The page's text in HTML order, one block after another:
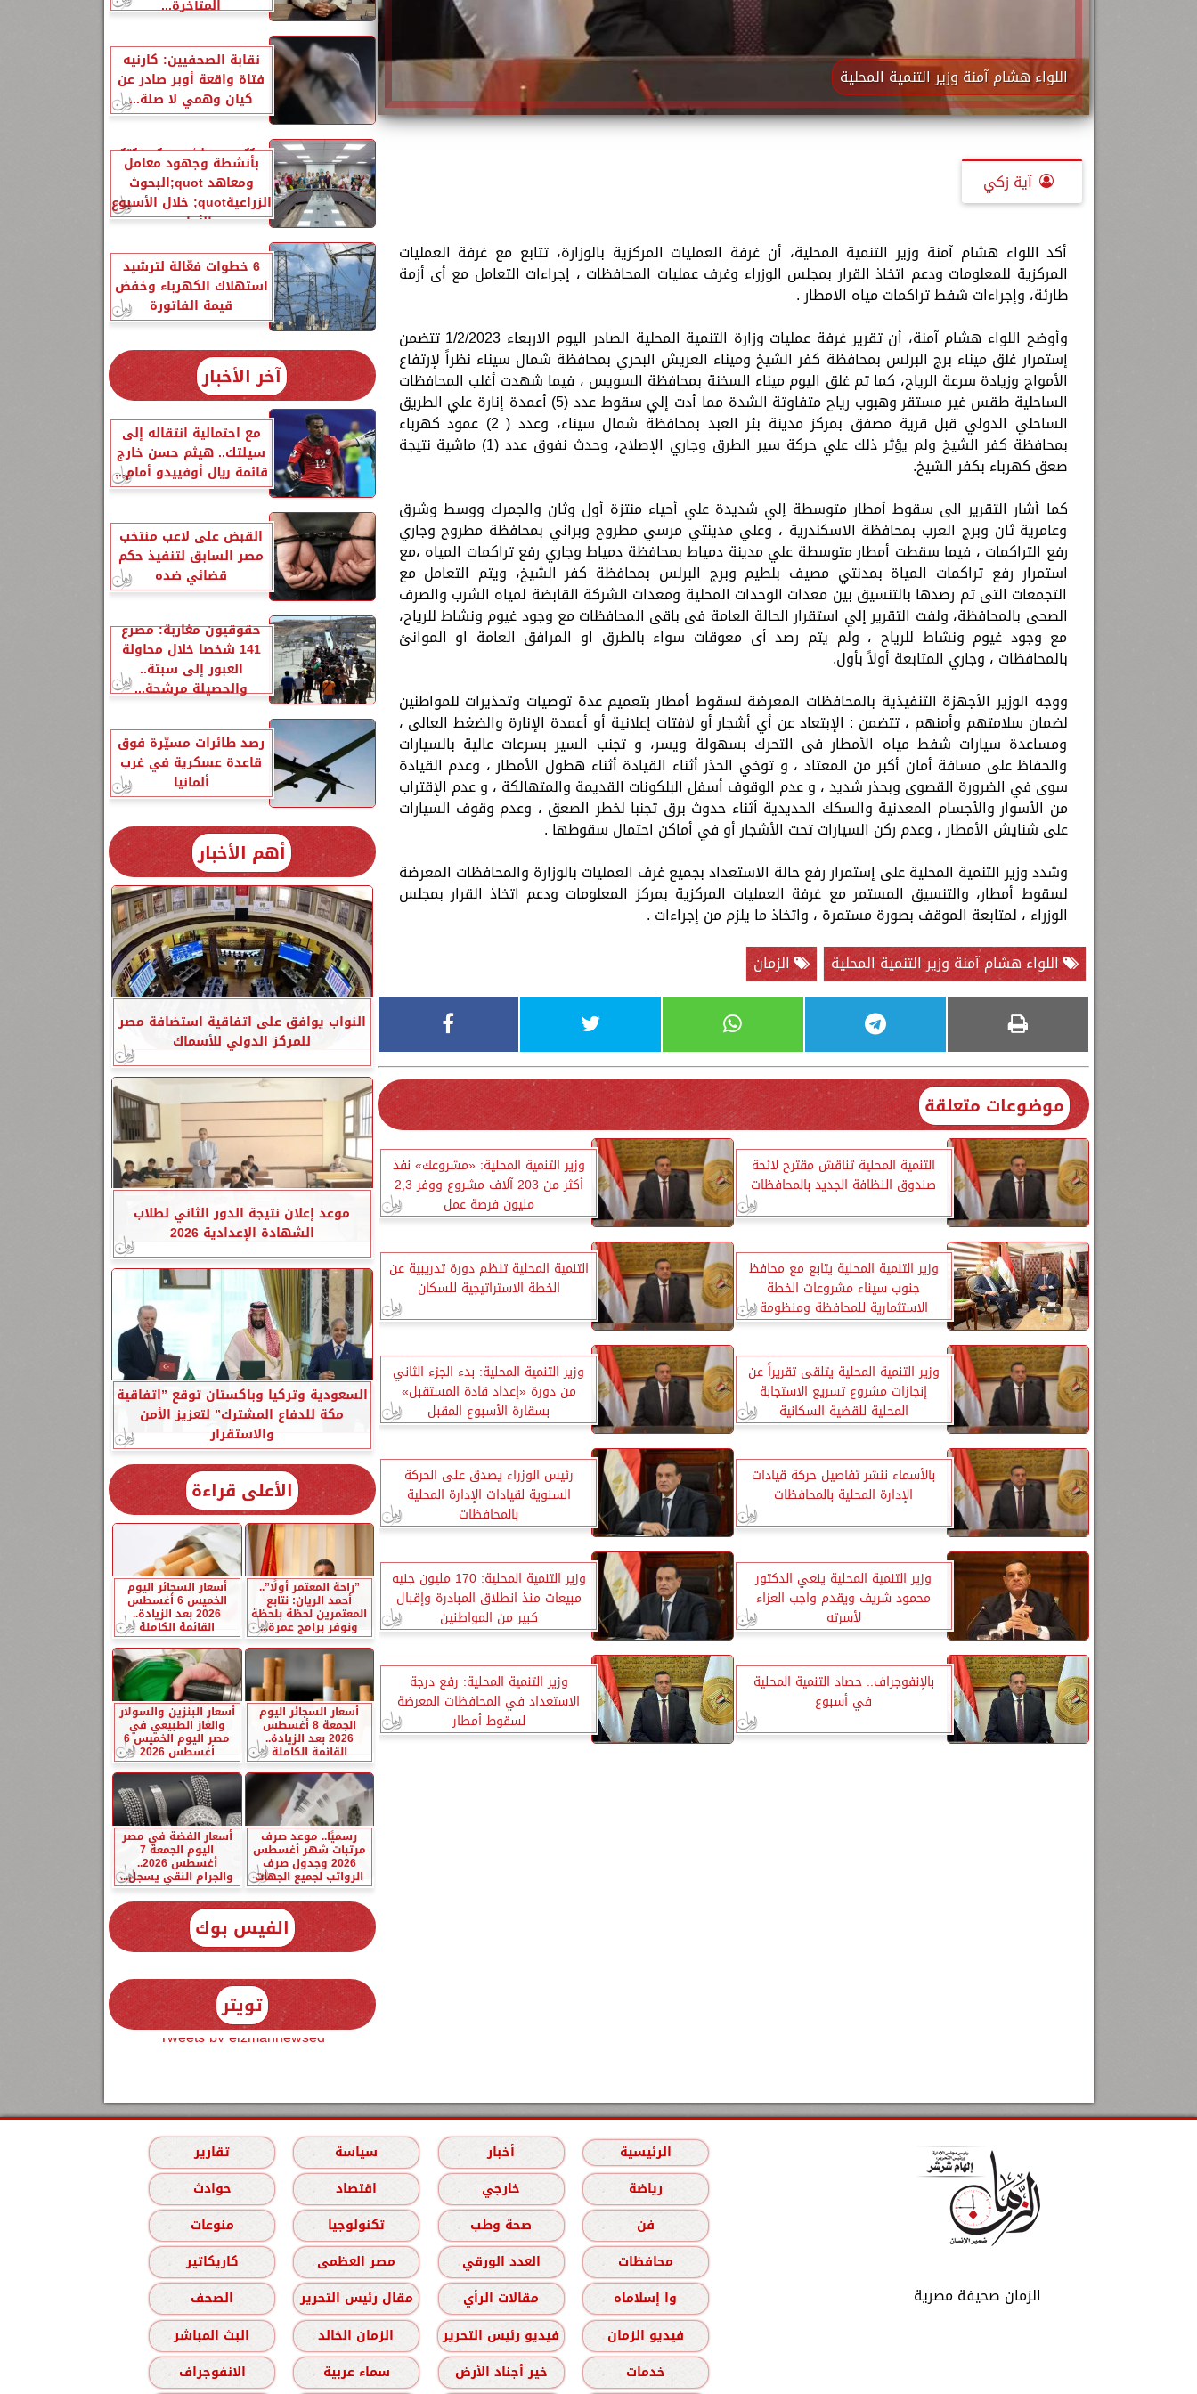
اللواء هشام آمنة وزير التنمية المحلية
آية زكي
أكد اللواء هشام آمنة وزير التنمية المحلية، أن غرفة العمليات المركزية بالوزارة، تتابع مع غرفة العمليات
المركزية للمعلومات ودعم اتخاذ القرار بمجلس الوزراء وغرف عمليات المحافظات ، إجراءات التعامل مع أى أزمة
طارئة، وإجراءات شفط تراكمات مياه الامطار .
وأوضح اللواء هشام آمنة، أن تقرير غرفة عمليات وزارة التنمية المحلية الصادر اليوم الاربعاء 1/2/2023 تتضمن
إستمرار غلق ميناء برج البرلس بمحافظة كفر الشيخ وميناء العريش البحري بمحافظة شمال سيناء نظراً لإرتفاع
الأمواج وزيادة سرعة الرياح، كما تم غلق اليوم ميناء السخنة بمحافظة السويس ، فيما شهدت أغلب المحافظات
الساحلية طقس غير مستقر وهبوب رياح متفاوتة الشدة مما أدت إلي سقوط عدد (5) أعمدة إنارة علي الطريق
الساحلي الدولي قبل قرية مصفق بمركز مدينة بئر العبد بمحافظة شمال سيناء، وعدد ( 2) عمود كهرباء
بمحافظة كفر الشيخ ولم يؤثر ذلك علي حركة سير الطرق وجاري الإصلاح، وحدث نفوق عدد (1) ماشية نتيجة
صعق كهرباء بكفر الشيخ.
كما أشار التقرير الى سقوط أمطار متوسطة إلي شديدة علي أحياء منتزة أول وثان والجمرك ووسط وشرق
وعامرية ثان وبرج العرب بمحافظة الاسكندرية ، وعلي مدينتي مرسي مطروح وبراني بمحافظة مطروح وجاري
رفع التراكمات ، فيما سقطت أمطار متوسطة علي مدينة دمياط بمحافظة دمياط وجاري رفع تراكمات المياه ،مع
استمرار رفع تراكمات المياة بمدنتي مصيف بلطيم وبرج البرلس بمحافظة كفر الشيخ، ويتم التعامل مع
التجمعات التى تم رصدها بالتنسيق بين معدات الوحدات المحلية ومعدات الشركة القابضة لمياه الشرب والصرف
الصحى بالمحافظة، ولفت التقرير إلي استقرار الحالة العامة فى باقى المحافظات مع وجود غيوم ونشاط للرياح،
مع وجود غيوم ونشاط للرياح ، ولم يتم رصد أى معوقات سواء بالطرق او المرافق العامة او الموانئ
بالمحافظات ، وجاري المتابعة أولاً بأول.
ووجه الوزير الأجهزة التنفيذية بالمحافظات المعرضة لسقوط أمطار بتعميم عدة توصيات وتحذيرات للمواطنين
لضمان سلامتهم وأمنهم ، تتضمن : الإبتعاد عن أي أشجار أو لافتات إعلانية أو أعمدة الإنارة والضغط العالى ،
ومساعدة سيارات شفط مياه الأمطار فى التحرك بسهولة ويسر، و تجنب السير بسرعات عالية بالسيارات
والحفاظ على مسافة أمان أكبر من المعتاد ، و توخي الحذر أثناء القيادة أثناء هطول الأمطار ، وعدم القيادة
سوى في الضرورة القصوى وبحذر شديد ، و عدم ‏الوقوف أسفل البلكونات القديمة والمتهالكة ، و عدم ‏الإقتراب
من الأسوار والأجسام المعدنية والسكك الحديدية ‏أثناء حدوث برق تجنبا لخطر الصعق ، وعدم وقوف السيارات
على شنايش الأمطار ، وعدم ركن السيارات تحت الأشجار أو في أماكن احتمال سقوطها .
وشدد وزير التنمية المحلية على إستمرار رفع حالة الاستعداد بجميع غرف العمليات بالوزارة والمحافظات المعرضة
لسقوط أمطار، والتنسيق المستمر مع غرفة العمليات المركزية بمركز المعلومات ودعم اتخاذ القرار بمجلس
الوزراء ، لمتابعة الموقف بصورة مستمرة ، واتخاذ ما يلزم من إجراءات .
اللواء هشام آمنة وزير التنمية المحلية
الزمان
موضوعات متعلقة
التنمية المحلية تناقش مقترح لائحة
صندوق النظافة الجديد بالمحافظات
وزير التنمية المحلية: «مشروعك» نفذ
أكثر من 203 آلاف مشروع ووفر 2,3
مليون فرصة عمل
وزير التنمية المحلية يتابع مع محافظ
جنوب سيناء مشروعات الخطة
الاستثمارية للمحافظة ومنظومة
المخلفات
التنمية المحلية تنظم دورة تدريبية عن
الخطة الاستراتيجية للسكان
وزير التنمية المحلية يتلقى تقريراً عن
إنجازات مشروع تسريع الاستجابة
المحلية للقضية السكانية
وزير التنمية المحلية: بدء الجزء الثاني
من دورة «إعداد قادة المستقبل»
بسقارة الأسبوع المقبل
بالأسماء ننشر تفاصيل حركة قيادات
الإدارة المحلية بالمحافظات
رئيس الوزراء يصدق على الحركة
السنوية لقيادات الإدارة المحلية
بالمحافظات
وزير التنمية المحلية ينعي الدكتور
محمود شريف ويقدم واجب العزاء
لأسرته
وزير التنمية المحلية: 170 مليون جنيه
مبيعات منذ انطلاق المبادرة وإقبال
كبير من المواطنين
بالإنفوجراف.. حصاد التنمية المحلية
في أسبوع
وزير التنمية المحلية: رفع درجة
الاستعداد في المحافظات المعرضة
لسقوط أمطار
المتأخرة...
نقابة الصحفيين: كارنيه
فتاة واقعة أوبر صادر عن
كيان وهمي لا صلة...
الزراعةquot; تنشر تقريرًا
بأنشطة وجهود معامل
ومعاهد quot;البحوث
الزراعيةquot; خلال الأسبوع
الأول...
6 خطوات فعّالة لترشيد
استهلاك الكهرباء وخفض
قيمة الفاتورة
آخر الأخبار
مع احتمالية انتقاله إلى
سيلتك.. هيثم حسن خارج
قائمة ريال أوفييدو أمام...
القبض على لاعب منتخب
مصر السابق لتنفيذ حكم
قضائي ضده
حقوقيون مغاربة: مصرع
141 شخصا خلال محاولة
العبور إلى سبتة..
والحصيلة مرشحة...
رصد طائرات مسيّرة فوق
قاعدة عسكرية في غرب
ألمانيا
أهم الأخبار
النواب يوافق على اتفاقية استضافة مصر
للمركز الدولي للأسماك
موعد إعلان نتيجة الدور الثاني لطلاب
الشهادة الإعدادية 2026
السعودية وتركيا وباكستان توقع ”اتفاقية
مكة للدفاع المشترك” لتعزيز الأمن
والاستقرار
الأعلى قراءة
”راحة المعتمر أولًا”..
أحمد الريان: نتابع
المعتمرين لحظة بلحظة
ونوفر برامج عمرة...
أسعار السجائر اليوم
الخميس 6 أغسطس
2026 بعد الزيادة..
القائمة الكاملة
أسعار السجائر اليوم
الجمعة 8 أغسطس
2026 بعد الزيادة..
القائمة الكاملة
أسعار البنزين والسولار
والغاز الطبيعي في
مصر اليوم الخميس 6
أغسطس 2026
رسميًا.. موعد صرف
مرتبات شهر أغسطس
2026 وجدول صرف
الرواتب لجميع الجهات
أسعار الفضة في مصر
اليوم الجمعة 7
أغسطس 2026..
والجرام النقي يسجل...
الفيس بوك
تويتر
Tweets by elzmannewseg
الزمان صحيفة مصرية
الرئيسية أخبار سياسة
تقارير
رياضة
خارجي اقتصاد
حوادث
فن
صحة وطب تكنولوجيا
منوعات
محافظات
العدد الورقي مصر العظمى
كاريكاتير
وا إسلاماه
مقالات الرأي مقال رئيس التحرير
الصحف
فيديو الزمان
فيديو رئيس التحرير الزمان الخالد
البث المباشر
خدمات
خير أجناد الأرض سماء عربية الانفوجراف